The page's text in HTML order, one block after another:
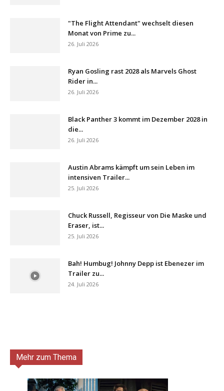
"The Flight Attendant" wechselt diesen
Monat von Prime zu...
26. Juli 2026
Ryan Gosling rast 2028 als Marvels Ghost
Rider in...
26. Juli 2026
Black Panther 3 kommt im Dezember 2028 in
die...
26. Juli 2026
Austin Abrams kämpft um sein Leben im
intensiven Trailer...
25. Juli 2026
Chuck Russell, Regisseur von Die Maske und
Eraser, ist...
25. Juli 2026
Bah! Humbug! Johnny Depp ist Ebenezer im
Trailer zu...
24. Juli 2026
Mehr zum Thema